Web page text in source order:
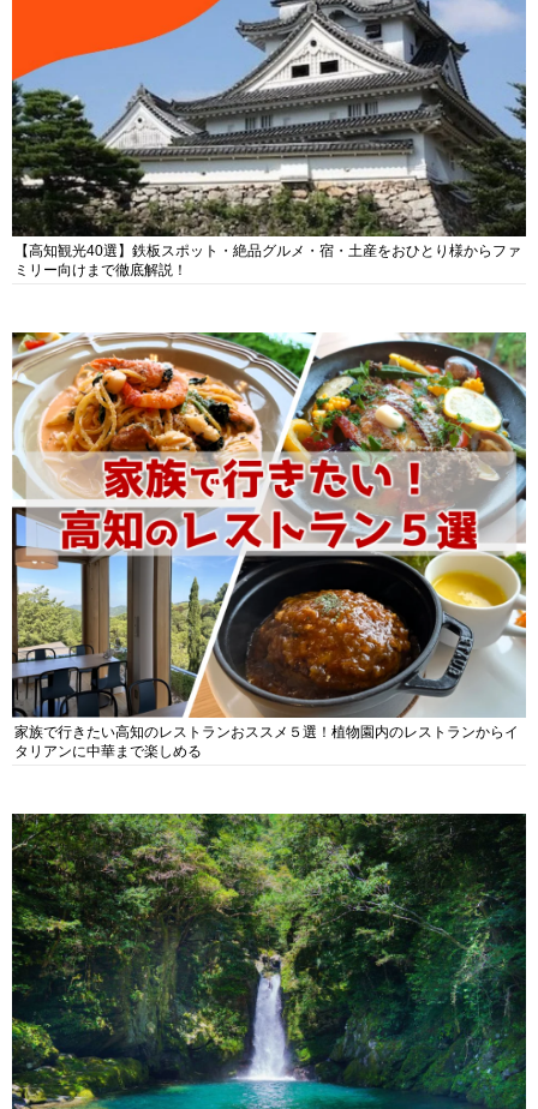
【高知観光40選】鉄板スポット・絶品グルメ・宿・土産をおひとり様からファ
ミリー向けまで徹底解説！
家族で行きたい高知のレストランおススメ５選！植物園内のレストランからイ
タリアンに中華まで楽しめる